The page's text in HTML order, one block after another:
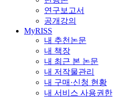
연구보고서
공개강의
MyRISS
내 추천논문
내 책장
내 최근 본 논문
내 저작물관리
내 구매·신청 현황
내 서비스 사용권한